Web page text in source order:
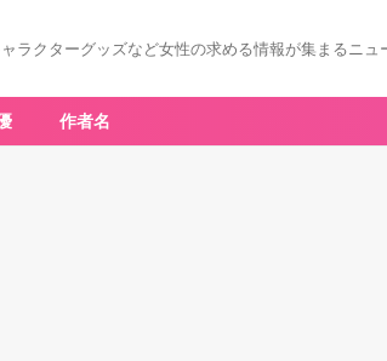
ラクターグッズなど女性の求める情報が集まるニュ
作者名